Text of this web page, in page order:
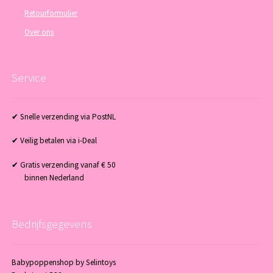
Retourformulier
Over ons
Service
✔ Snelle verzending via PostNL
✔ Veilig betalen via i-Deal
✔ Gratis verzending vanaf € 50
binnen Nederland
Bedrijfsgegevens
Babypoppenshop by Selintoys